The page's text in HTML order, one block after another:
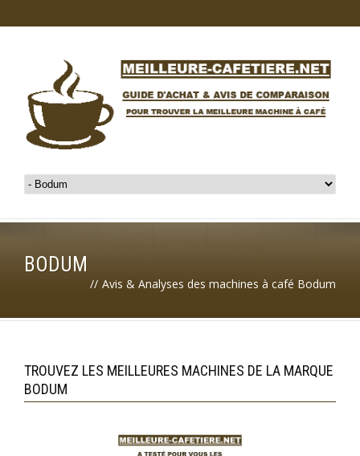
BODUM
// Avis & Analyses des machines à café Bodum
TROUVEZ LES MEILLEURES MACHINES DE LA MARQUE
BODUM